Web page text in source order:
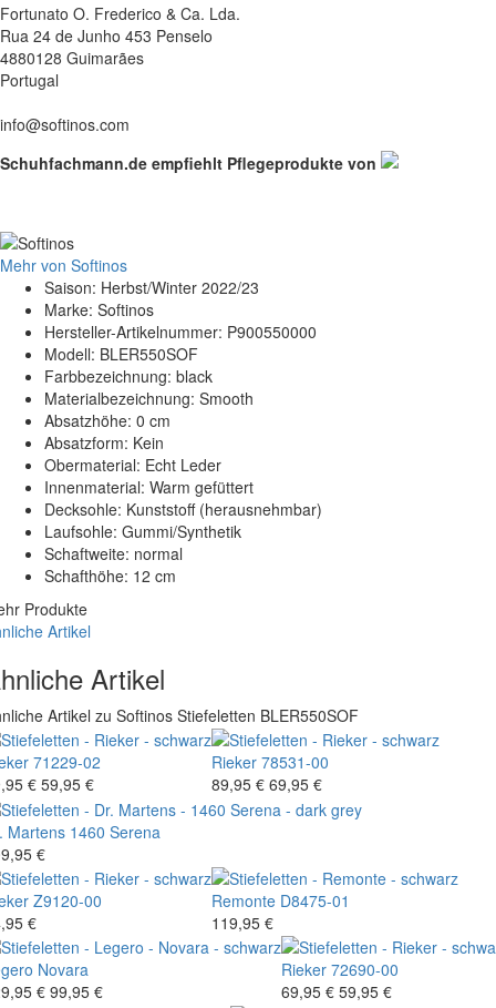
Fortunato O. Frederico & Ca. Lda.
Rua 24 de Junho 453 Penselo
4880128 Guimarães
Portugal
info@softinos.com
Schuhfachmann.de empfiehlt Pflegeprodukte von
Mehr von Softinos
Saison: Herbst/Winter 2022/23
Marke: Softinos
Hersteller-Artikelnummer: P900550000
Modell: BLER550SOF
Farbbezeichnung: black
Materialbezeichnung: Smooth
Absatzhöhe: 0 cm
Absatzform: Kein
Obermaterial: Echt Leder
Innenmaterial: Warm gefüttert
Decksohle: Kunststoff (herausnehmbar)
Laufsohle: Gummi/Synthetik
Schaftweite: normal
Schafthöhe: 12 cm
Produkte
Artikel
Artikel
Artikel zu Softinos Stiefeletten BLER550SOF
71229-02
€ 59,95 €
Rieker 78531-00
89,95 € 69,95 €
Martens 1460 Serena
€
Z9120-00
€
Remonte D8475-01
119,95 €
Novara
€ 99,95 €
Rieker 72690-00
69,95 € 59,95 €